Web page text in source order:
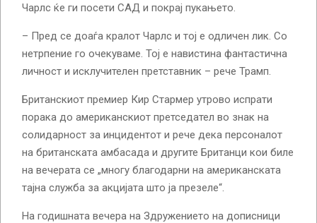
Чарлс ќе ги посети САД и покрај пукањето.
– Пред се доаѓа кралот Чарлс и тој е одличен лик. Со
нетрпение го очекуваме. Тој е навистина фантастична
личност и исклучителен претставник – рече Трамп.
Британскиот премиер Кир Стармер утрово испрати
порака до американскиот претседател во знак на
солидарност за инцидентот и рече дека персоналот
на британската амбасада и другите Британци кои биле
на вечерата се „многу благодарни на американската
тајна служба за акцијата што ја презеле“.
На годишната вечера на Здружението на дописници